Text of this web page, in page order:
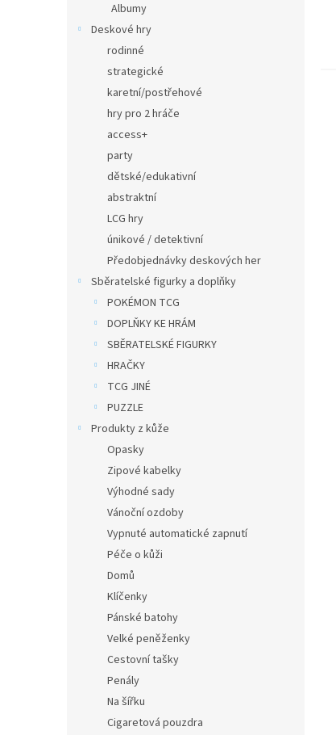
Albumy
Deskové hry
rodinné
strategické
karetní/postřehové
hry pro 2 hráče
access+
party
dětské/edukativní
abstraktní
LCG hry
únikové / detektivní
Předobjednávky deskových her
Sběratelské figurky a doplňky
POKÉMON TCG
DOPLŇKY KE HRÁM
SBĚRATELSKÉ FIGURKY
HRAČKY
TCG JINÉ
PUZZLE
Produkty z kůže
Opasky
Zipové kabelky
Výhodné sady
Vánoční ozdoby
Vypnuté automatické zapnutí
Péče o kůži
Domů
Klíčenky
Pánské batohy
Velké peněženky
Cestovní tašky
Penály
Na šířku
Cigaretová pouzdra